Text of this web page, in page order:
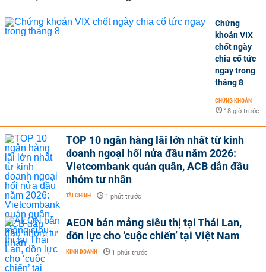
Chứng
khoán VIX
chốt ngày
chia cổ tức
ngay trong
tháng 8
CHỨNG KHOÁN -
18 giờ trước
TOP 10 ngân hàng lãi lớn nhất từ kinh
doanh ngoại hối nửa đầu năm 2026:
Vietcombank quán quân, ACB dẫn đầu
nhóm tư nhân
TÀI CHÍNH - 1 phút trước
AEON bán mảng siêu thị tại Thái Lan,
dồn lực cho ‘cuộc chiến’ tại Việt Nam
KINH DOANH - 1 phút trước